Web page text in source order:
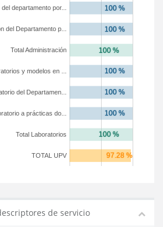
TOTAL UPV
Total Laboratorios
a prácticas do...
del Departamen...
y modelos en ...
Total Administración
del Departamento p...
departamento por...
de servicio